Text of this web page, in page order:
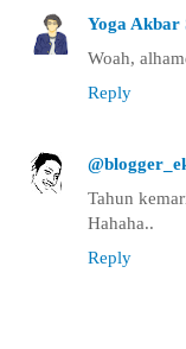
Yoga Akbar
Woah,
Reply
Tahun
Hahaha..
Reply